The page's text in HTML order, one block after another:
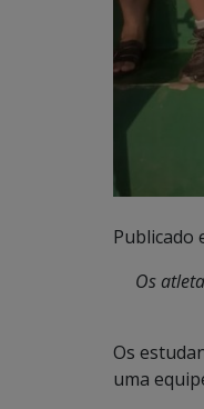
Publicado
Os
Os
uma